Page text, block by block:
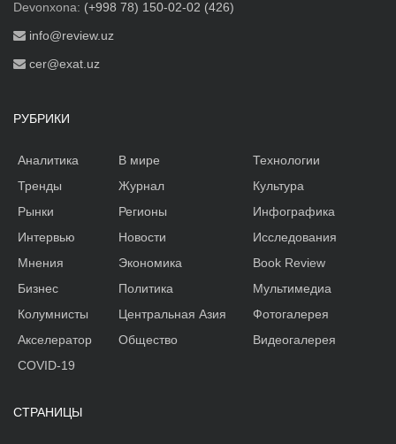
Devonxona: (+998 78) 150-02-02 (426)
info@review.uz
cer@exat.uz
РУБРИКИ
Аналитика
Тренды
Рынки
Интервью
Мнения
Бизнес
Колумнисты
Акселератор
В мире
Журнал
Регионы
Новости
Экономика
Политика
Центральная Азия
Общество
Технологии
Культура
Инфографика
Исследования
Book Review
Мультимедиа
Фотогалерея
Видеогалерея
COVID-19
СТРАНИЦЫ